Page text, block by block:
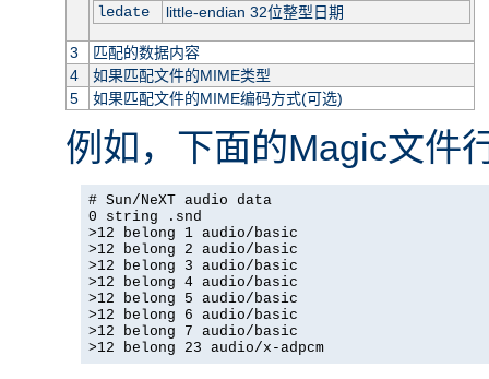
ledate
little-endian 32位整型日期
3
匹配的数据内容
4
如果匹配文件的MIME类型
5
如果匹配文件的MIME编码方式(可选)
例如，下面的Magic文件
# Sun/NeXT audio data
0 string .snd
>12 belong 1 audio/basic
>12 belong 2 audio/basic
>12 belong 3 audio/basic
>12 belong 4 audio/basic
>12 belong 5 audio/basic
>12 belong 6 audio/basic
>12 belong 7 audio/basic
>12 belong 23 audio/x-adpcm